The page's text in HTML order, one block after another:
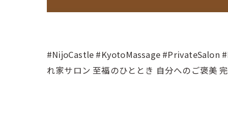
#NijoCastle #KyotoMassage #PrivateSalon
れ家サロン 至福のひととき 自分へのご褒美